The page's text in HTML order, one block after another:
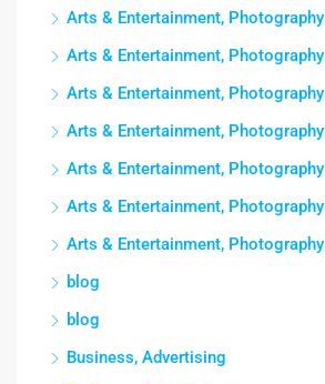
Arts & Entertainment, Photography
Arts & Entertainment, Photography
Arts & Entertainment, Photography
Arts & Entertainment, Photography
Arts & Entertainment, Photography
Arts & Entertainment, Photography
Arts & Entertainment, Photography
blog
blog
Business, Advertising